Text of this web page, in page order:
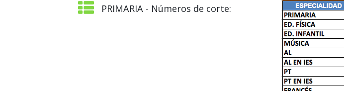
PRIMARIA - Números de corte: